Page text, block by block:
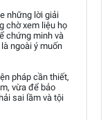
những lời giải
chờ xem liệu họ
chứng minh và
ngoài ý muốn
pháp cần thiết,
vừa để bảo
sai lầm và tội